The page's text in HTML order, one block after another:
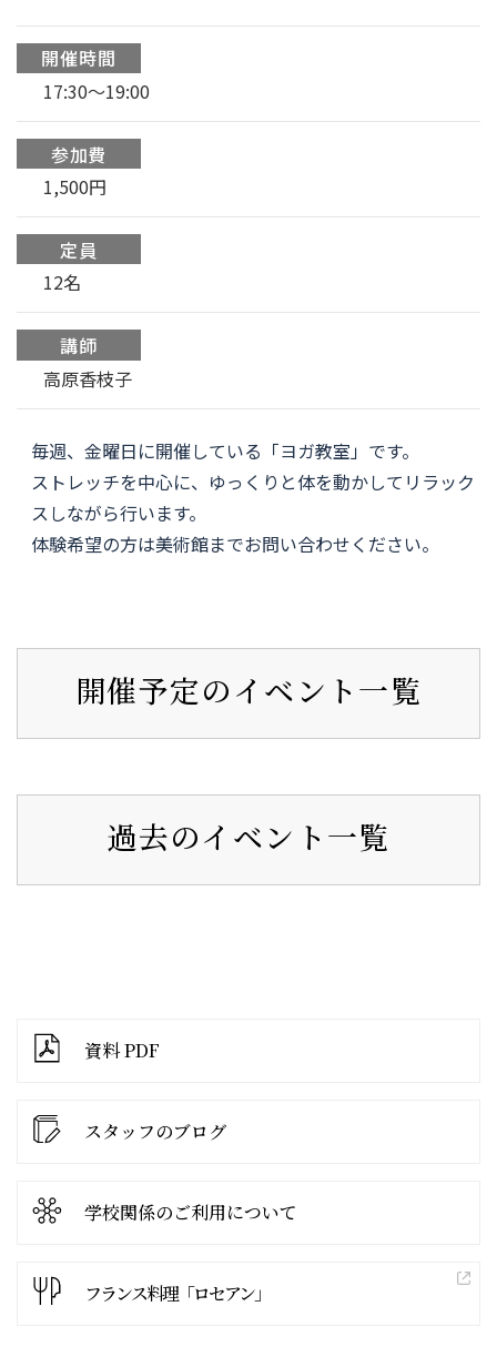
開催時間
17:30〜19:00
参加費
1,500円
定員
12名
講師
高原香枝子
毎週、金曜日に開催している「ヨガ教室」です。
ストレッチを中心に、ゆっくりと体を動かしてリラック
スしながら行います。
体験希望の方は美術館までお問い合わせください。
開催予定のイベント一覧
過去のイベント一覧
資料 PDF
スタッフのブログ
学校関係のご利用について
フランス料理「ロセアン」